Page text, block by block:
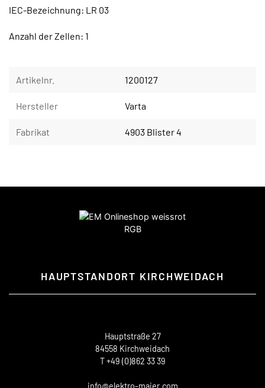
IEC-Bezeichnung: LR 03
Anzahl der Zellen: 1
Artikelnr. 1200127
Hersteller Varta
Fabrikat 4903 Blister 4
HAUPTSTANDORT KIRCHWEIDACH
Hauptstraße 27
84558 Kirchweidach
T +49 (0)862 33 39
info@elektro-maier.com